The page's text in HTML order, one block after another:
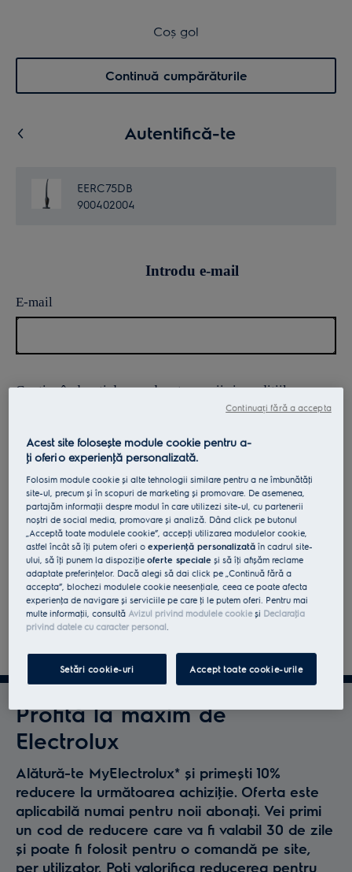
Menu 0
Coș de cumpărături
Coș gol
Continuă cumpărăturile
Autentifică-te
EERC75DB
900402004
Introdu e-mail
E-mail
Continuând, ești de acord cutermenii și condițiile.
tale cu caracter personal, te rugăm să consulţi declaraţia
noastră privindprotecţia Datelor.
Profită la maxim de
Electrolux
Alătură-te MyElectrolux* și primești 10%
reducere la următoarea achiziţie. Oferta este
aplicabilă numai pentru noii abonaţi. Vei primi
un cod de reducere care va fi valabil 30 de zile
și poate fi folosit pentru o comandă pe site,
per utilizator. Poţi valorifica reducerea pentru
Acest site folosește module cookie pentru a-
ţi oferi o experienţă personalizată.
Folosim module cookie și alte tehnologii similare pentru a ne îmbunătăţi
site-ul, precum și în scopuri de marketing și promovare. De asemenea,
partajăm informaţii despre modul în care utilizezi site-ul, cu partenerii
noștri de social media, promovare și analiză. Dând click pe butonul
„Acceptă toate modulele cookie”, accepţi utilizarea modulelor cookie,
astfel încât să îţi putem oferi oexperienţă personalizată în cadrul site-
ului, să îţi punem la dispoziţieoferte speciale și să îţi afișăm reclame
adaptate preferinţelor. Dacă alegi să dai click pe „Continuă fără a
accepta”, blochezi modulele cookie neesenţiale, ceea ce poate afecta
experienţa de navigare și serviciile pe care ţi le putem oferi. Pentru mai
multe informaţii, consultă Avizul privind modulele cookieși Declaraţia
privind datele cu caracter personal.
Setări cookie-uri Accept toate cookie-urile
Continuați fără a accepta